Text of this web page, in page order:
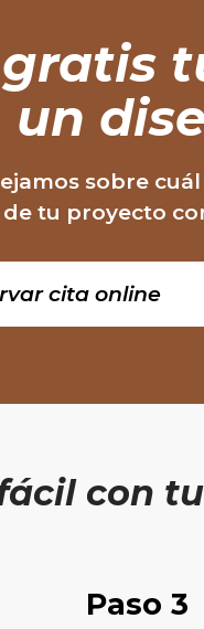
sobre
tu proyecto
cita online
con
Paso 3